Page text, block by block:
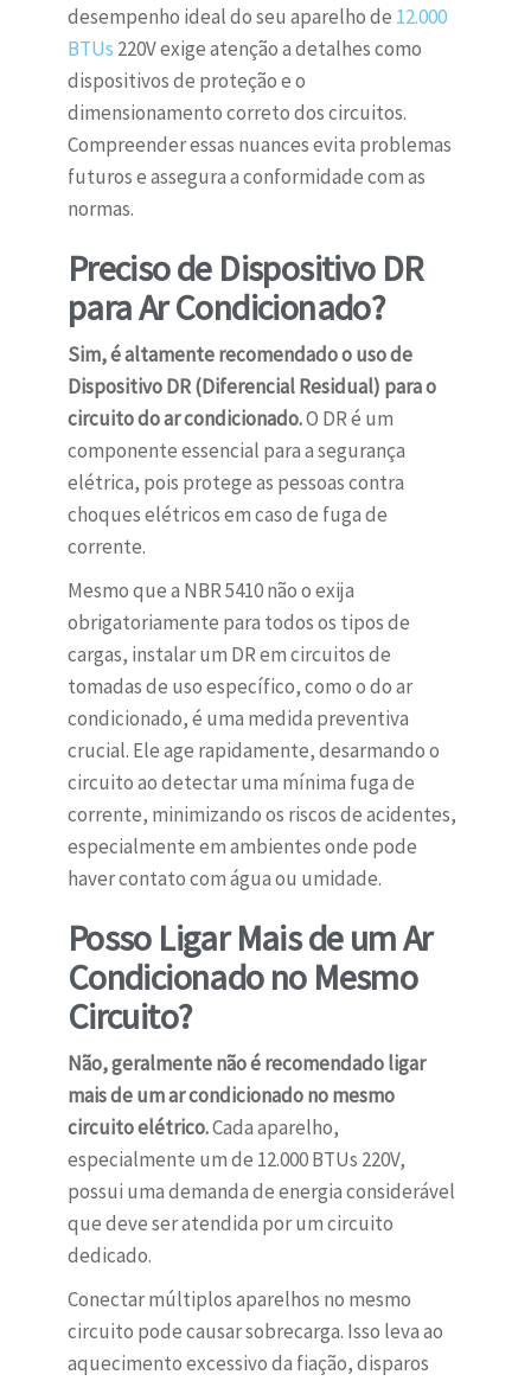
desempenho ideal do seu aparelho de 12.000
BTUs 220V exige atenção a detalhes como
dispositivos de proteção e o
dimensionamento correto dos circuitos.
Compreender essas nuances evita problemas
futuros e assegura a conformidade com as
normas.
Preciso de Dispositivo DR
para Ar Condicionado?
Sim, é altamente recomendado o uso de
Dispositivo DR (Diferencial Residual) para o
circuito do ar condicionado.O DR é um
componente essencial para a segurança
elétrica, pois protege as pessoas contra
choques elétricos em caso de fuga de
corrente.
Mesmo que a NBR 5410 não o exija
obrigatoriamente para todos os tipos de
cargas, instalar um DR em circuitos de
tomadas de uso específico, como o do ar
condicionado, é uma medida preventiva
crucial. Ele age rapidamente, desarmando o
circuito ao detectar uma mínima fuga de
corrente, minimizando os riscos de acidentes,
especialmente em ambientes onde pode
haver contato com água ou umidade.
Posso Ligar Mais de um Ar
Condicionado no Mesmo
Circuito?
Não, geralmente não é recomendado ligar
mais de um ar condicionado no mesmo
circuito elétrico.Cada aparelho,
especialmente um de 12.000 BTUs 220V,
possui uma demanda de energia considerável
que deve ser atendida por um circuito
dedicado.
Conectar múltiplos aparelhos no mesmo
circuito pode causar sobrecarga. Isso leva ao
aquecimento excessivo da fiação, disparos